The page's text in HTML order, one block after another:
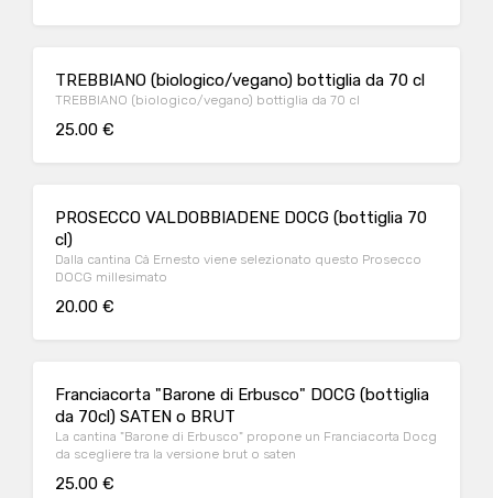
TREBBIANO (biologico/vegano) bottiglia da 70 cl
TREBBIANO (biologico/vegano) bottiglia da 70 cl
25.00 €
PROSECCO VALDOBBIADENE DOCG (bottiglia 70
cl)
Dalla cantina Cà Ernesto viene selezionato questo Prosecco
DOCG millesimato
20.00 €
Franciacorta "Barone di Erbusco" DOCG (bottiglia
da 70cl) SATEN o BRUT
La cantina "Barone di Erbusco" propone un Franciacorta Docg
da scegliere tra la versione brut o saten
25.00 €